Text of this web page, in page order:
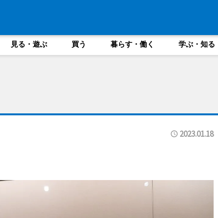
見る・遊ぶ 買う 暮らす・働く 学ぶ・知る
2023.01.18